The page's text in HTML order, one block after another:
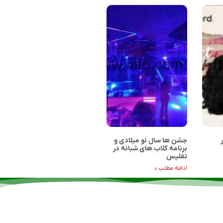
جشن ها سال نو میلادی و
برنامه کلاب های شبانه در
تفلیس
ادامه مطلب »